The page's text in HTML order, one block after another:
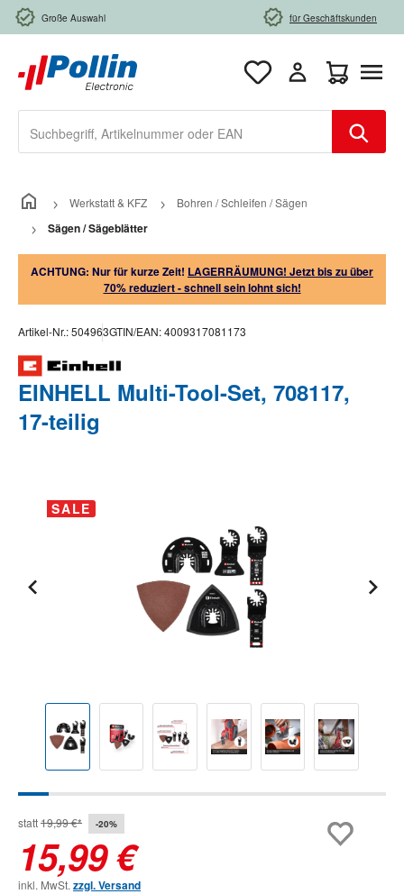
Zum Hauptinhalt springen
Große Auswahl für Geschäftskunden
Werkstatt & KFZ Bohren / Schleifen / Sägen
Sägen / Sägeblätter
ACHTUNG: Nur für kurze Zeit! LAGERRÄUMUNG! Jetzt bis zu über
70% reduziert - schnell sein lohnt sich!
Artikel-Nr.:504963GTIN/EAN:4009317081173
EINHELL Multi-Tool-Set, 708117,
17-teilig
Bildergalerie überspringen
SALE
statt19,99 €* -20%
15,99 €
inkl. MwSt. zzgl. Versand